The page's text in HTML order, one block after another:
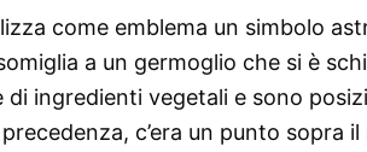
come emblema un simbolo
a un germoglio che si è
ingredienti vegetali e sono
c’era un punto sopra